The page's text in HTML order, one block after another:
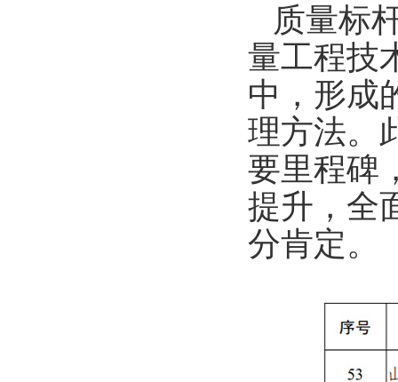
质量标
量工程技
中，形成
理方法。
要里程碑
提升，全
分肯定。